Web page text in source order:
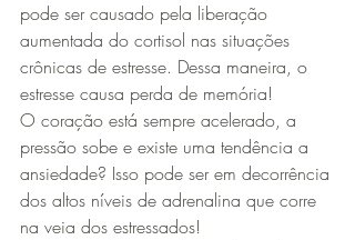
pode ser causado pela liberação
aumentada do cortisol nas situações
crônicas de estresse. Dessa maneira, o
estresse causa perda de memória!
O coração está sempre acelerado, a
pressão sobe e existe uma tendência a
ansiedade? Isso pode ser em decorrência
dos altos níveis de adrenalina que corre
na veia dos estressados!